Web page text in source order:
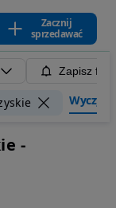
Zacznij
sprzedawać
Zapisz
-